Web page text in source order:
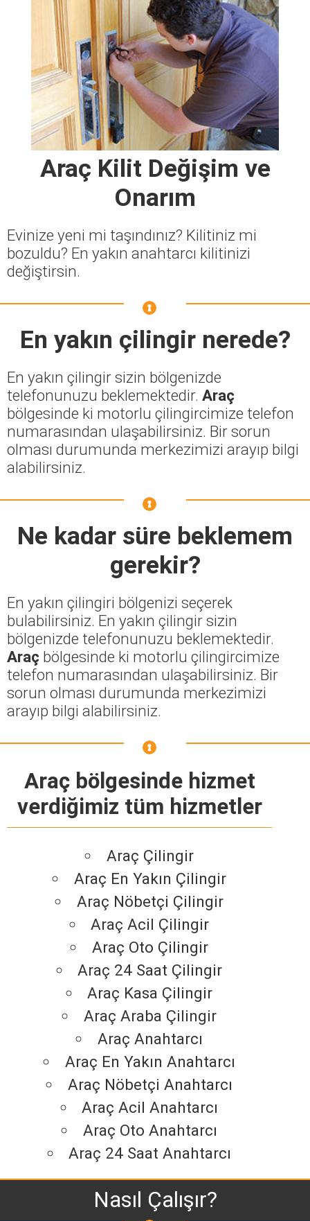
Araç Kilit Değişim ve
Onarım
Evinize yeni mi taşındınız? Kilitiniz mi
bozuldu? En yakın anahtarcı kilitinizi
değiştirsin.
En yakın çilingir nerede?
En yakın çilingir sizin bölgenizde
telefonunuzu beklemektedir. Araç
bölgesinde ki motorlu çilingircimize telefon
numarasından ulaşabilirsiniz. Bir sorun
olması durumunda merkezimizi arayıp bilgi
alabilirsiniz.
Ne kadar süre beklemem
gerekir?
En yakın çilingiri bölgenizi seçerek
bulabilirsiniz. En yakın çilingir sizin
bölgenizde telefonunuzu beklemektedir.
Araç bölgesinde ki motorlu çilingircimize
telefon numarasından ulaşabilirsiniz. Bir
sorun olması durumunda merkezimizi
arayıp bilgi alabilirsiniz.
Araç bölgesinde hizmet
verdiğimiz tüm hizmetler
Araç Çilingir
Araç En Yakın Çilingir
Araç Nöbetçi Çilingir
Araç Acil Çilingir
Araç Oto Çilingir
Araç 24 Saat Çilingir
Araç Kasa Çilingir
Araç Araba Çilingir
Araç Anahtarcı
Araç En Yakın Anahtarcı
Araç Nöbetçi Anahtarcı
Araç Acil Anahtarcı
Araç Oto Anahtarcı
Araç 24 Saat Anahtarcı
Nasıl Çalışır?